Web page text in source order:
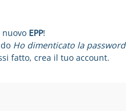
nuovo EPP!
Ho dimenticato la password
fatto, crea il tuo account.